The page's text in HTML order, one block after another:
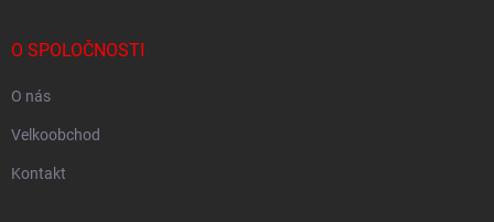
O SPOLOČNOSTI
O nás
Velkoobchod
Kontakt